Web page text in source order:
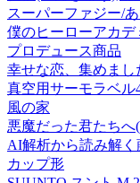
スーパーファジー/
僕のヒーローアカデ
プロデュース商品
幸せな恋、集めまし
真空用サーモラベル
風の家
悪魔だった君たちへ
AI解析から読み解
カップ形